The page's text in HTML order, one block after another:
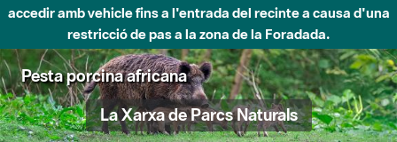
Pesta porcina africana
La Xarxa de Parcs Naturals
FrontPage Glosari P